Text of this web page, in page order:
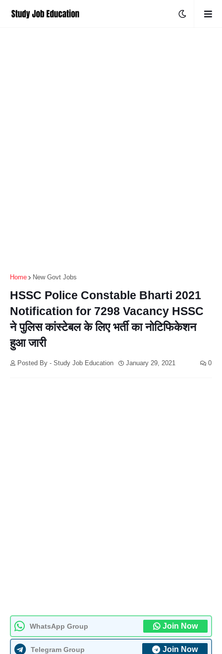
Home New Govt Jobs
HSSC Police Constable Bharti 2021
Notification for 7298 Vacancy HSSC
ने पुलिस कांस्टेबल के लिए भर्ती का नोटिफिकेशन
हुआ जारी
Posted By - Study Job Education January 29, 2021 0
WhatsApp Group Join Now
Telegram Group Join Now